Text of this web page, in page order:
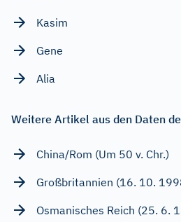
Kasim
Gene
Alia
Weitere Artikel aus den Daten
China/Rom (Um 50 v. Chr.)
Großbritannien (16. 10.
Osmanisches Reich (25. 6.